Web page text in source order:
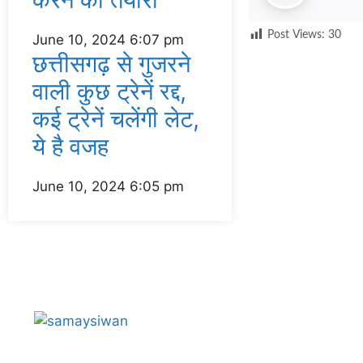
June 10, 2024 6:07 pm
छत्तीसगढ़ से गुजरने
वाली कुछ ट्रेनें रद्द,
कई ट्रेनें चलेंगी लेट,
ये है वजह
June 10, 2024 6:05 pm
Post Views: 30